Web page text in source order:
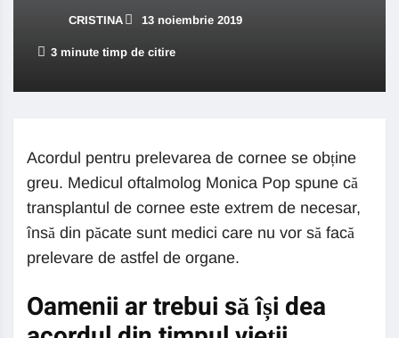
CRISTINA 13 noiembrie 2019
3 minute timp de citire
Acordul pentru prelevarea de cornee se obține
greu. Medicul oftalmolog Monica Pop spune că
transplantul de cornee este extrem de necesar,
însă din păcate sunt medici care nu vor să facă
prelevare de astfel de organe.
Oamenii ar trebui să își dea